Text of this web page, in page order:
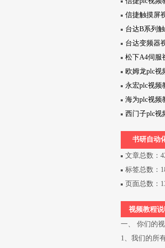
信捷触摸屏
台达B系列
台达变频器
松下A4伺服
欧姆龙plc视
永宏plc视频
海为plc视频
西门子plc视
书研自动
文章总数：
标签总数：
页面总数：
视频教程说
一、 你们的
1、我们的所